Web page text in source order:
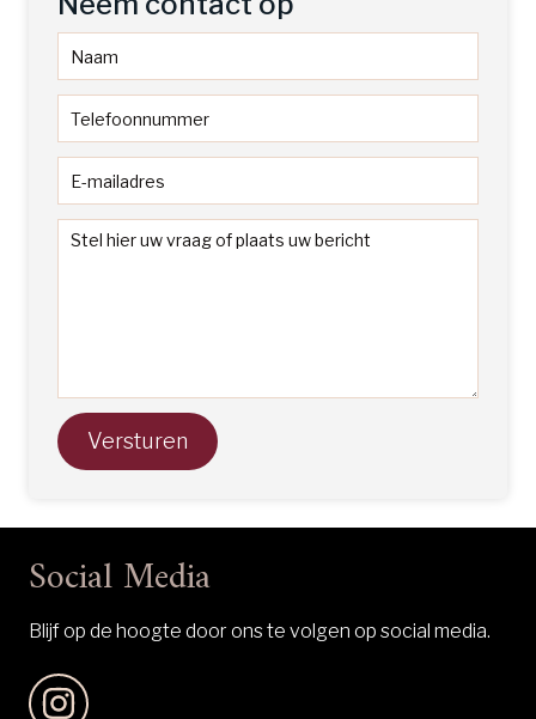
Versturen
Social Media
Blijf op de hoogte door ons te volgen op social media.